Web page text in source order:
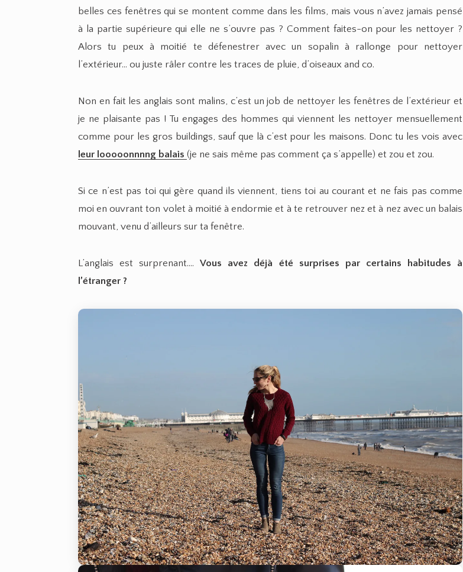
belles ces fenêtres qui se montent comme dans les films, mais vous n’avez jamais pensé
à la partie supérieure qui elle ne s’ouvre pas ? Comment faites-on pour les nettoyer ?
Alors tu peux à moitié te défenestrer avec un sopalin à rallonge pour nettoyer
l’extérieur… ou juste râler contre les traces de pluie, d’oiseaux and co.
Non en fait les anglais sont malins, c’est un job de nettoyer les fenêtres de l’extérieur et
je ne plaisante pas ! Tu engages des hommes qui viennent les nettoyer mensuellement
comme pour les gros buildings, sauf que là c’est pour les maisons. Donc tu les vois avec
leur looooonnnng balais (je ne sais même pas comment ça s’appelle) et zou et zou.
Si ce n’est pas toi qui gère quand ils viennent, tiens toi au courant et ne fais pas comme
moi en ouvrant ton volet à moitié à endormie et à te retrouver nez et à nez avec un balais
mouvant, venu d’ailleurs sur ta fenêtre.
L’anglais est surprenant….Vous avez déjà été surprises par certains habitudes à
l’étranger ?